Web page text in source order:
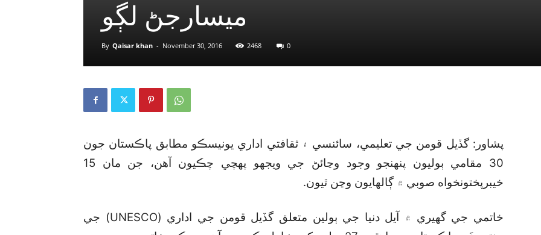
ميسارجڻ لڳو
By Qaisar khan - November 30, 2016 2468 0
پشاور: گڏيل قومن جي تعليمي، سائنسي ۽ ثقافتي اداري يونيسڪو مطابق پاڪستان جون
30 مقامي ٻوليون پنهنجو وجود وڃائڻ جي ويجهو پهچي چڪيون آهن، جن مان 15
خيبرپختونخواه صوبي ۾ ڳالهايون وڃن ٿيون.
خاتمي جي گهيري ۾ آيل دنيا جي ٻولين متعلق گڏيل قومن جي اداري (UNESCO) جي